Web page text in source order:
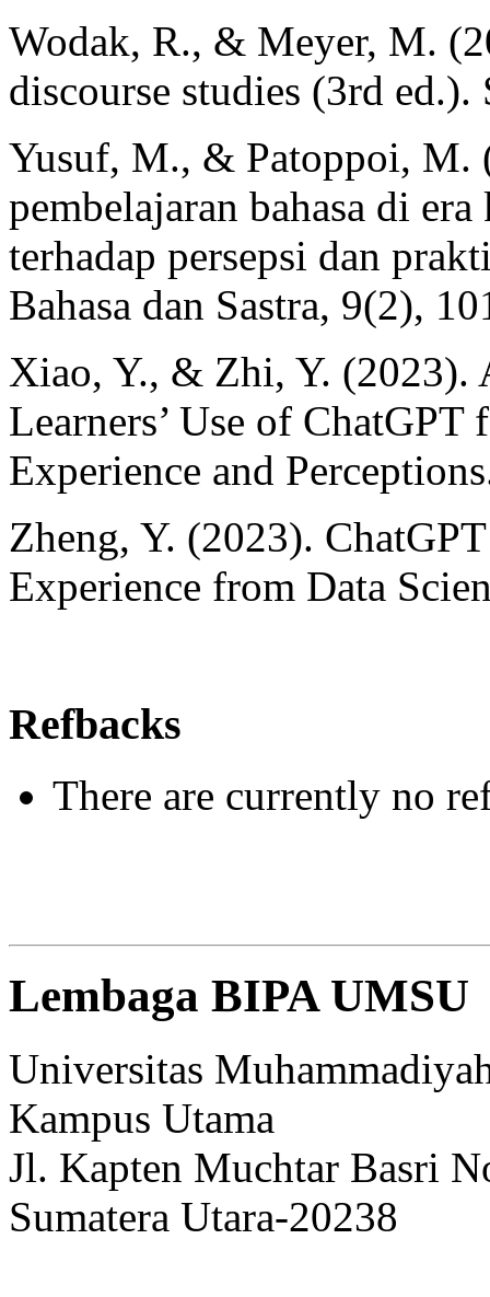
Wodak, R., & Meyer, M.
discourse studies (3rd
Yusuf, M., & Patoppoi, M.
pembelajaran bahasa di
terhadap persepsi dan
Bahasa dan Sastra, 9(2),
Xiao, Y., & Zhi, Y.
Learners’ Use of
Experience and
Zheng, Y. (2023).
Experience from Data
Refbacks
There are currently no
Lembaga BIPA UMSU
Universitas
Kampus Utama
Jl. Kapten Muchtar Basri
Sumatera Utara-20238